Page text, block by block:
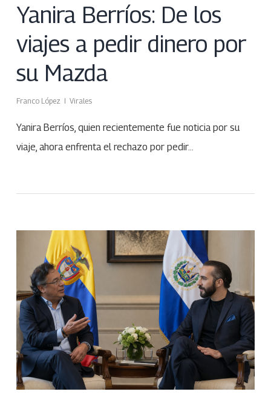
Yanira Berríos: De los
viajes a pedir dinero por
su Mazda
Franco López Virales
Yanira Berríos, quien recientemente fue noticia por su
viaje, ahora enfrenta el rechazo por pedir…